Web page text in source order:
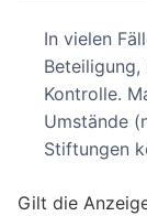
In vielen
Kontrolle.
Umstände
Stiftungen
Gilt die